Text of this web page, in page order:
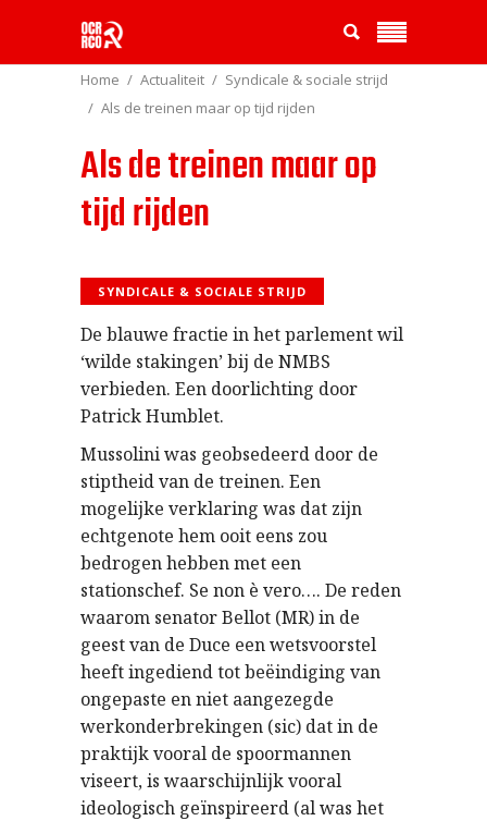
Home Actualiteit
Syndicale & sociale strijd
Als de treinen maar op tijd rijden
Als de treinen maar op
tijd rijden
SYNDICALE & SOCIALE STRIJD
De blauwe fractie in het parlement wil
‘wilde stakingen’ bij de NMBS
verbieden. Een doorlichting door
Patrick Humblet.
Mussolini was geobsedeerd door de
stiptheid van de treinen. Een
mogelijke verklaring was dat zijn
echtgenote hem ooit eens zou
bedrogen hebben met een
stationschef. Se non è vero…. De reden
waarom senator Bellot (MR) in de
geest van de Duce een wetsvoorstel
heeft ingediend tot beëindiging van
ongepaste en niet aangezegde
werkonderbrekingen (sic) dat in de
praktijk vooral de spoormannen
viseert, is waarschijnlijk vooral
ideologisch geïnspireerd (al was het